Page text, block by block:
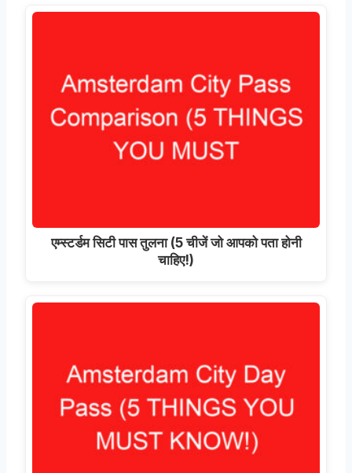
एम्स्टर्डम सिटी पास तुलना (5 चीजें जो आपको पता होनी
चाहिए!)